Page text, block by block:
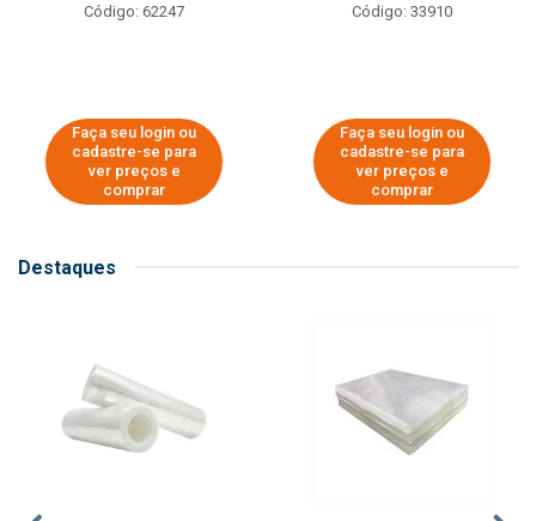
Código: 62247
Faça seu login ou
cadastre-se para
ver preços e
comprar
Código: 33910
Faça seu login ou
cadastre-se para
ver preços e
comprar
Destaques